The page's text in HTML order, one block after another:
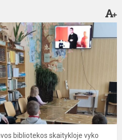
bibliotekos skaitykloje vyko